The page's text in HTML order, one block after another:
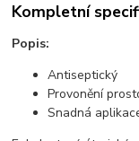
Kompletní
Popis:
Antiseptický
Provonění
Snadná